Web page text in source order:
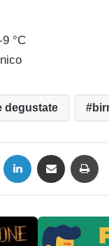
°C
degustate
LinkedIn Condividi via mail